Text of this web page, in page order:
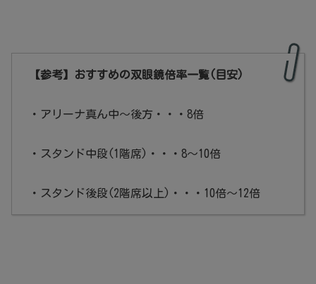
【参考】おすすめの双眼鏡倍率一覧(目安)
・アリーナ真ん中～後方・・・8倍
・スタンド中段(1階席)・・・8～10倍
・スタンド後段(2階席以上)・・・10倍～12倍